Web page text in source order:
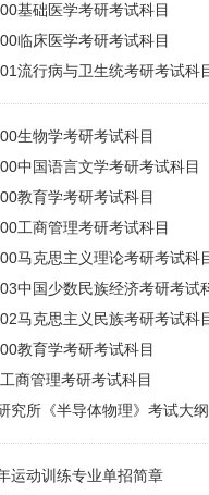
基础医学考研考试科目
临床医学考研考试科目
流行病与卫生统考研考试科
生物学考研考试科目
中国语言文学考研考试科目
教育学考研考试科目
工商管理考研考试科目
马克思主义理论考研考试科
中国少数民族经济考研考试
马克思主义民族考研考试科
教育学考研考试科目
商管理考研考试科目
究所《半导体物理》考试大纲
运动训练专业单招简章